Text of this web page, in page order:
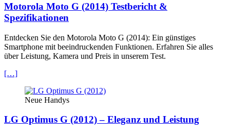
Motorola Moto G (2014) Testbericht &
Spezifikationen
Entdecken Sie den Motorola Moto G (2014): Ein günstiges
Smartphone mit beeindruckenden Funktionen. Erfahren Sie alles
über Leistung, Kamera und Preis in unserem Test.
[…]
Neue Handys
LG Optimus G (2012) – Eleganz und Leistung